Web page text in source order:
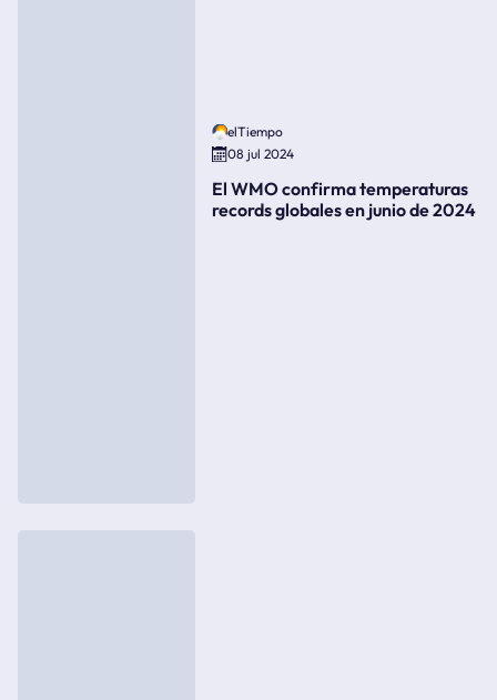
elTiempo
08 jul 2024
El WMO confirma temperaturas
records globales en junio de 2024